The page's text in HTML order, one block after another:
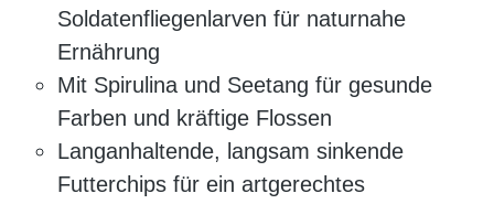
Soldatenfliegenlarven für naturnahe
Ernährung
Mit Spirulina und Seetang für gesunde
Farben und kräftige Flossen
Langanhaltende, langsam sinkende
Futterchips für ein artgerechtes